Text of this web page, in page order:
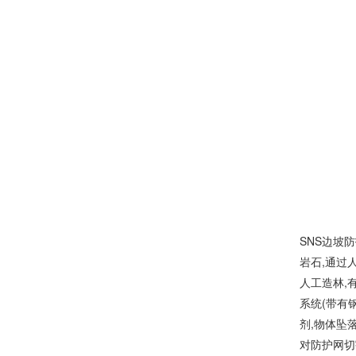
SNS边坡
岩石,通过
人工造林,
系统(带有
剂,物体坠
对防护网